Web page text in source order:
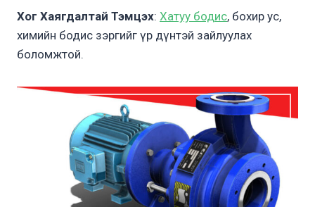
Хог Хаягдалтай Тэмцэх: Хатуу бодис, бохир ус,
химийн бодис зэргийг үр дүнтэй зайлуулах
боломжтой.